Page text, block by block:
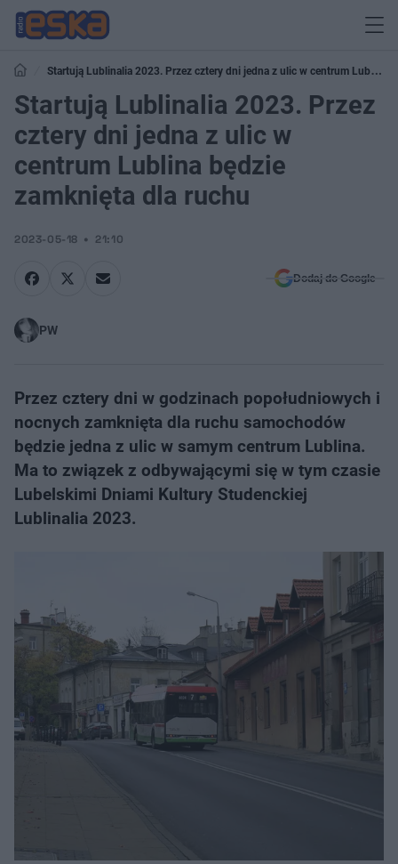
Startują Lublinalia 2023. Przez cztery dni jedna z ulic w centrum Lublina
będzie zamknięta dla ruchu
Startują Lublinalia 2023. Przez
cztery dni jedna z ulic w
centrum Lublina będzie
zamknięta dla ruchu
2023-05-18 21:10
Dodaj do Google
PW
Przez cztery dni w godzinach popołudniowych i
nocnych zamknięta dla ruchu samochodów
będzie jedna z ulic w samym centrum Lublina.
Ma to związek z odbywającymi się w tym czasie
Lubelskimi Dniami Kultury Studenckiej
Lublinalia 2023.